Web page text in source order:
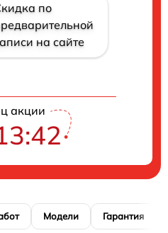
по
на сайте
акции
Модели Гарантия